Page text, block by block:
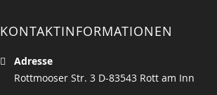
KONTAKTINFORMATIONEN
Adresse
Rottmooser Str. 3 D-83543 Rott am Inn